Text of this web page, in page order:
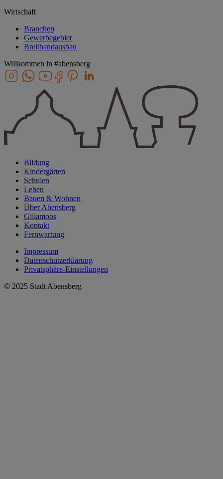
Wirtschaft
Branchen
Gewerbegebiet
Breitbandausbau
Willkommen in #abensberg
Bildung
Kindergärten
Schulen
Leben
Bauen & Wohnen
Über Abensberg
Gillamoos
Kontakt
Fernwartung
Impressum
Datenschutzerklärung
Privatsphäre-Einstellungen
© 2025 Stadt Abensberg